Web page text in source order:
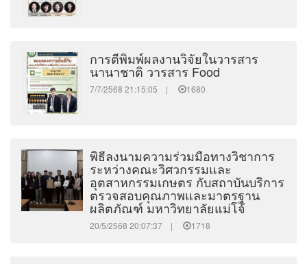
การตีพิมพ์ผลงานวิจัยในวารสาร
นานาชาติ วารสาร Food
7/7/2568 21:15:05 | 1680
พิธีลงนามความร่วมมือทางวิชาการ
ระหว่างคณะวิศวกรรมและ
อุตสาหกรรมเกษตร กับสถาบันบริการ
ตรวจสอบคุณภาพและมาตรฐาน
ผลิตภัณฑ์ มหาวิทยาลัยแม่โจ้
20/5/2568 20:07:37 | 1718